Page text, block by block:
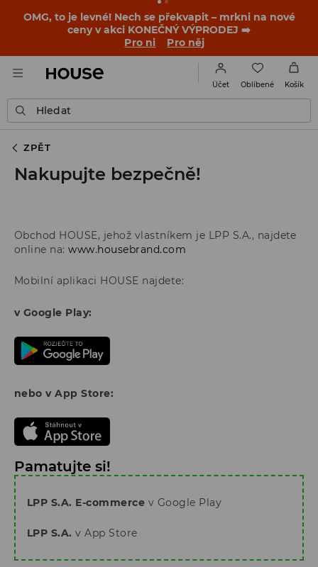
-30 % na PRODUKT DNE 🛍️ Podrobnosti o kupónu a akci
nalezneš ve svém zákaznickém účtu 💸
NAINSTALUJTE SI APLIKACI >>
Účet Oblíbené Košík
Hledat
ZPĚT
Nakupujte bezpečně!
Obchod HOUSE, jehož vlastníkem je LPP S.A., najdete
online na:www.housebrand.com
Mobilní aplikaci HOUSE najdete:
v Google Play:
nebo v App Store:
Pamatujte si!
LPP S.A. E-commerce v Google Play
LPP S.A. v App Store